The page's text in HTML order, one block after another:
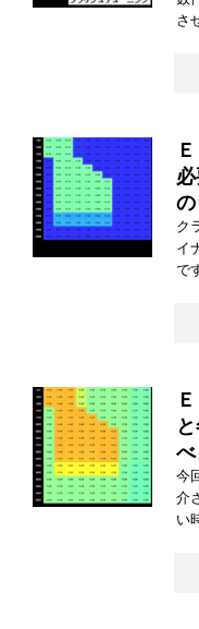
さ
の
ク
イ
で
べ
今
介
い